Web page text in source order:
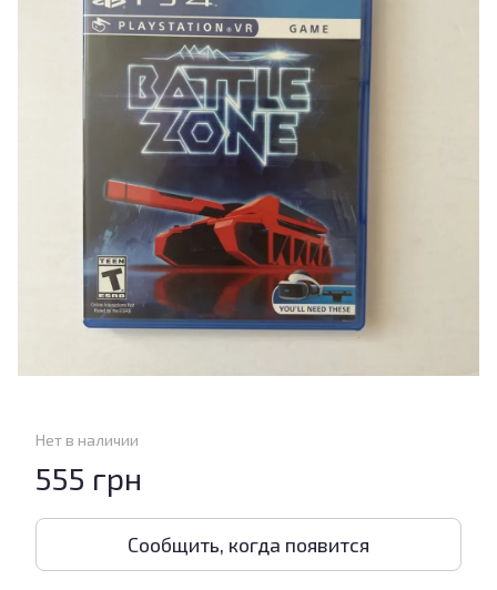
Нет в наличии
555 грн
Сообщить, когда появится